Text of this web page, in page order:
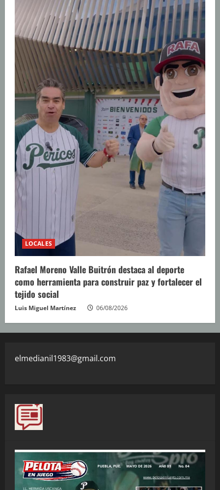
LOCALES
Rafael Moreno Valle Buitrón destaca al deporte
como herramienta para construir paz y fortalecer el
tejido social
Luis Miguel Martínez 06/08/2026
elmedianil1983@gmail.com